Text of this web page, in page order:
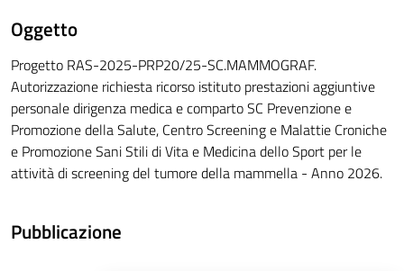
Oggetto
Progetto RAS-2025-PRP20/25-SC.MAMMOGRAF.
Autorizzazione richiesta ricorso istituto prestazioni aggiuntive
personale dirigenza medica e comparto SC Prevenzione e
Promozione della Salute, Centro Screening e Malattie Croniche
e Promozione Sani Stili di Vita e Medicina dello Sport per le
attività di screening del tumore della mammella - Anno 2026.
Pubblicazione